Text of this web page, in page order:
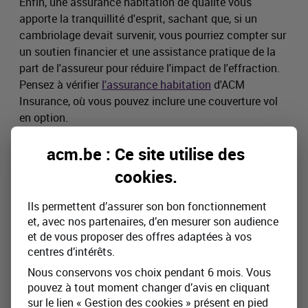
apporte la tranquillité d'esprit, sachant que, si un
cambriolage devait survenir, vous pourriez compter sur
un soutien financier et une assistance pratique de la
part de l'assureur pour réduire l'impact de l'effraction.
Pensez à vérifier l'assurance habitation d'ACM
Insurance, où vous pouvez inclure une couverture vol
en option.
Calculez immédiatement votre prime!
Consultez d'abord ledocument d'information (IPID)
l'assurance habitation Home Serenity pour de plus
amples informations concernant les exclusions, les
limitations, les franchises et les conditions avant de
souscrire l'assurance. ACM Belgium SA est une
entreprise d’assurances belge agréée sous le code
0964, agissant sous la dénomination commerciale
acm.be : Ce site utilise des
cookies.
Ils permettent d’assurer son bon fonctionnement
et, avec nos partenaires, d’en mesurer son audience
et de vous proposer des offres adaptées à vos
centres d’intérêts.
Nous conservons vos choix pendant 6 mois. Vous
pouvez à tout moment changer d’avis en cliquant
sur le lien « Gestion des cookies » présent en pied